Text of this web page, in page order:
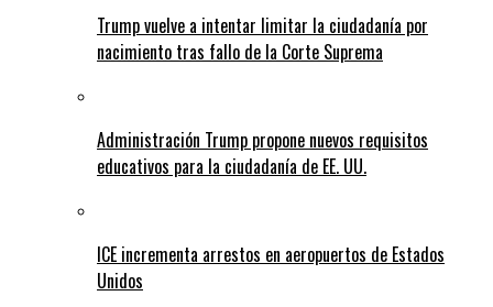
Trump vuelve a intentar limitar la ciudadanía por
nacimiento tras fallo de la Corte Suprema
Administración Trump propone nuevos requisitos
educativos para la ciudadanía de EE. UU.
ICE incrementa arrestos en aeropuertos de Estados
Unidos